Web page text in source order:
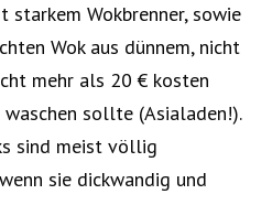
starkem Wokbrenner, sowie
Wok aus dünnem, nicht
mehr als 20 € kosten
sollte (Asialaden!).
sind meist völlig
sie dickwandig und